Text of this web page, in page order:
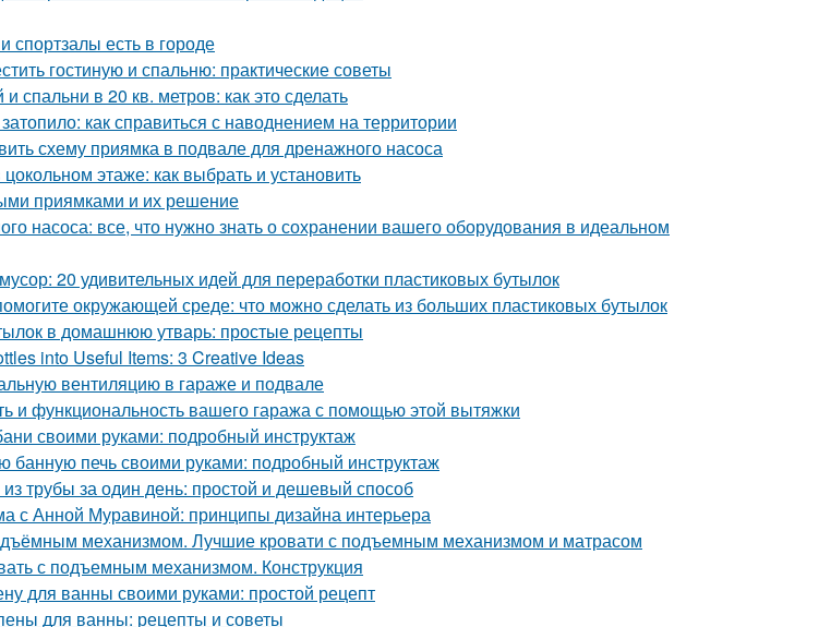
спортзалы есть в городе
гостиную и спальню: практические советы
спальни в 20 кв. метров: как это сделать
как справиться с наводнением на территории
схему приямка в подвале для дренажного насоса
этаже: как выбрать и установить
приямками и их решение
насоса: все, что нужно знать о сохранении вашего оборудования в идеальном
20 удивительных идей для переработки пластиковых бутылок
окружающей среде: что можно сделать из больших пластиковых бутылок
в домашнюю утварь: простые рецепты
into Useful Items: 3 Creative Ideas
вентиляцию в гараже и подвале
и функциональность вашего гаража с помощью этой вытяжки
своими руками: подробный инструктаж
печь своими руками: подробный инструктаж
трубы за один день: простой и дешевый способ
с Анной Муравиной: принципы дизайна интерьера
механизмом. Лучшие кровати с подъемным механизмом и матрасом
с подъемным механизмом. Конструкция
для ванны своими руками: простой рецепт
для ванны: рецепты и советы